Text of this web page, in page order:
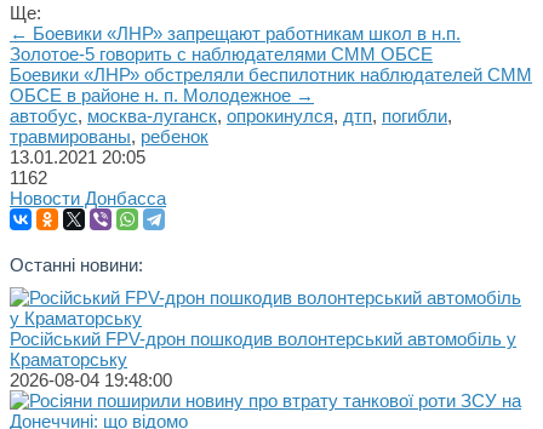
Ще:
← Боевики «ЛНР» запрещают работникам школ в н.п.
Золотое-5 говорить с наблюдателями СММ ОБСЕ
Боевики «ЛНР» обстреляли беспилотник наблюдателей СММ
ОБСЕ в районе н. п. Молодежное →
автобус, москва-луганск, опрокинулся, дтп, погибли,
травмированы, ребенок
13.01.2021 20:05
1162
Новости Донбасса
Останні новини:
Російський FPV-дрон пошкодив волонтерський автомобіль у
Краматорську
2026-08-04 19:48:00